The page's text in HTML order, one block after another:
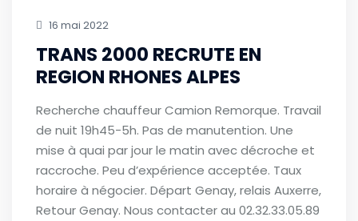
16 mai 2022
TRANS 2000 RECRUTE EN
REGION RHONES ALPES
Recherche chauffeur Camion Remorque. Travail
de nuit 19h45-5h. Pas de manutention. Une
mise à quai par jour le matin avec décroche et
raccroche. Peu d’expérience acceptée. Taux
horaire à négocier. Départ Genay, relais Auxerre,
Retour Genay. Nous contacter au 02.32.33.05.89